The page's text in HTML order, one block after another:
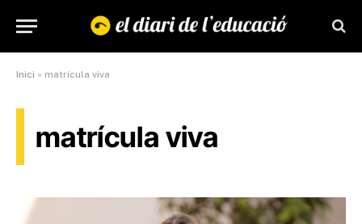
Inici » matrícula viva
matrícula viva